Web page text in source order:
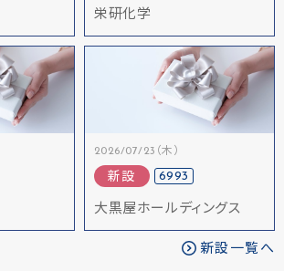
栄研化学
2026/07/23（木）
新設 6993
大黒屋ホールディングス
新設一覧へ